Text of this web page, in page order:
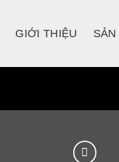
GIỚI THIỆU SẢN